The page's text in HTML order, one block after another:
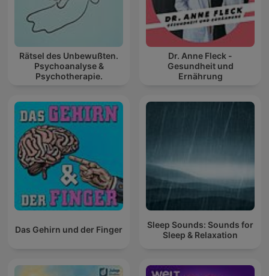
Rätsel des Unbewußten.
Psychoanalyse &
Psychotherapie.
Dr. Anne Fleck -
Gesundheit und
Ernährung
Das Gehirn und der Finger
Sleep Sounds: Sounds for
Sleep & Relaxation